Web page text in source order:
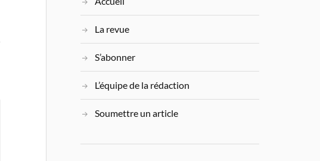
La revue
S’abonner
L’équipe de la rédaction
Soumettre un article